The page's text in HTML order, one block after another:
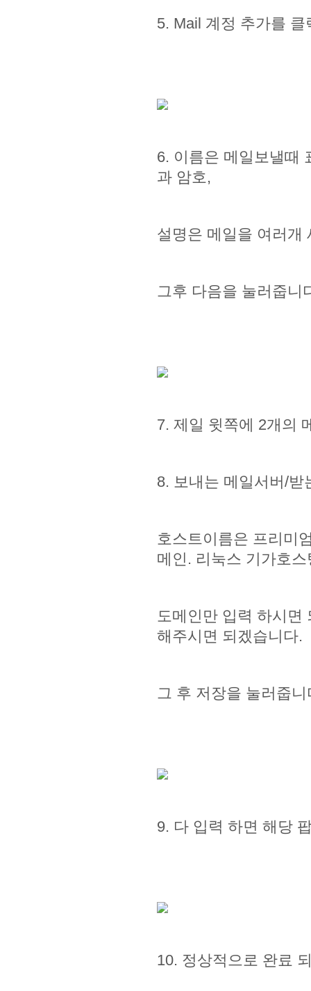
5. Mail 계정 추가를 클
6. 이름은 메일보낼때
과 암호,
설명은 메일을 여러개
그후 다음을 눌러줍니
7. 제일 윗쪽에 2개의
8. 보내는 메일서버/
호스트이름은 프리미
메인. 리눅스 기가호
도메인만 입력 하시면
해주시면 되겠습니다.
그 후 저장을 눌러줍니
9. 다 입력 하면 해당
10. 정상적으로 완료